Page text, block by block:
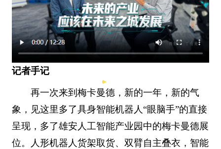
记者手记
再一次来到梅卡曼德，新的一年，新的气
象，见这里多了具身智能机器人“眼脑手”的直接
呈现，多了雄安人工智能产业园中的梅卡曼德展
位。人形机器人货架取货、双臂自主叠衣，智能